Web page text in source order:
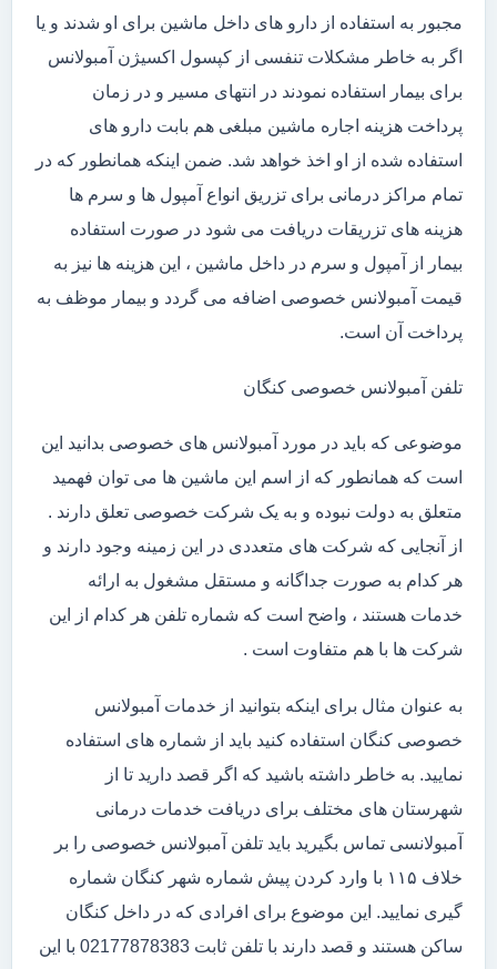
مجبور به استفاده از دارو های داخل ماشین برای او شدند و یا
اگر به خاطر مشکلات تنفسی از کپسول اکسیژن آمبولانس
برای بیمار استفاده نمودند در انتهای مسیر و در زمان
پرداخت هزینه اجاره ماشین مبلغی هم بابت دارو های
استفاده شده از او اخذ خواهد شد. ضمن اینکه همانطور که در
تمام مراکز درمانی برای تزریق انواع آمپول ها و سرم ها
هزینه های تزریقات دریافت می شود در صورت استفاده
بیمار از آمپول و سرم در داخل ماشین ، این هزینه ها نیز به
قیمت آمبولانس خصوصی اضافه می گردد و بیمار موظف به
پرداخت آن است.
تلفن آمبولانس خصوصی کنگان
موضوعی که باید در مورد آمبولانس های خصوصی بدانید این
است که همانطور که از اسم این ماشین ها می توان فهمید
متعلق به دولت نبوده و به یک شرکت خصوصی تعلق دارند .
از آنجایی که شرکت های متعددی در این زمینه وجود دارند و
هر کدام به صورت جداگانه و مستقل مشغول به ارائه
خدمات هستند ، واضح است که شماره تلفن هر کدام از این
شرکت ها با هم متفاوت است .
به عنوان مثال برای اینکه بتوانید از خدمات آمبولانس
خصوصی کنگان استفاده کنید باید از شماره های استفاده
نمایید. به خاطر داشته باشید که اگر قصد دارید تا از
شهرستان های مختلف برای دریافت خدمات درمانی
آمبولانسی تماس بگیرید باید تلفن آمبولانس خصوصی را بر
خلاف ۱۱۵ با وارد کردن پیش شماره شهر کنگان شماره
گیری نمایید. این موضوع برای افرادی که در داخل کنگان
ساکن هستند و قصد دارند با تلفن ثابت 02177878383 با این